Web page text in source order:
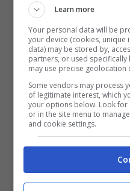
all’altezza
suo abito.
rotonda o a
Opta per fiori
fresco è
estate,
le peonie o
appunto,
purezza.
Learn more
Your personal data will be
your device (cookies,
data) may be stored by,
partners, or used
may use precise geolocation
Some vendors may process
of legitimate interest, which
your options below. Look
or in the site menu to
and cookie settings.